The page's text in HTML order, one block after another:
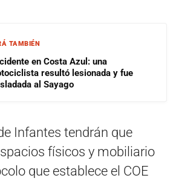
TAMBIÉN
en Costa Azul: una
resultó lesionada y fue
al Sayago
Infantes tendrán que
físicos y mobiliario
que establece el COE